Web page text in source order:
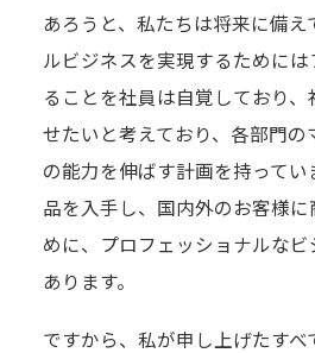
あろうと、私たちは将来に備え
ルビジネスを実現するために
ることを社員は自覚しており
せたいと考えており、各部門の
の能力を伸ばす計画を持って
品を入手し、国内外のお客様
めに、プロフェッショナルな
あります。
ですから、私が申し上げたすべ